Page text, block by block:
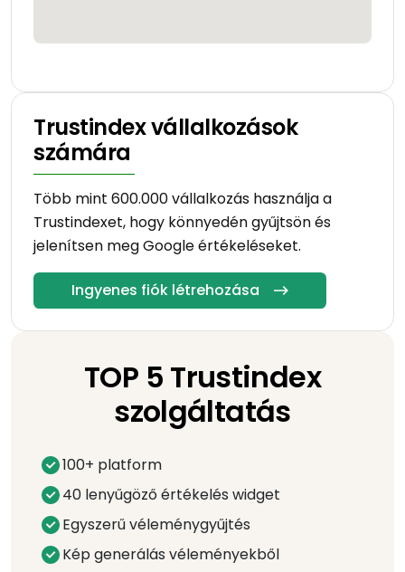
Trustindex vállalkozások
számára
Több mint 600.000 vállalkozás használja a
Trustindexet, hogy könnyedén gyűjtsön és
jelenítsen meg Google értékeléseket.
Ingyenes fiók létrehozása
TOP 5 Trustindex
szolgáltatás
100+ platform
40 lenyűgöző értékelés widget
Egyszerű véleménygyűjtés
Kép generálás véleményekből